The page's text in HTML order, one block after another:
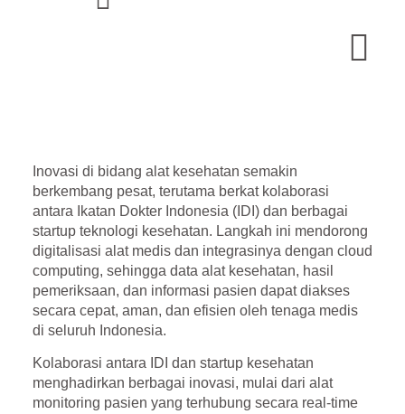
Inovasi di bidang alat kesehatan semakin
berkembang pesat, terutama berkat kolaborasi
antara
Ikatan Dokter Indonesia (IDI)dan berbagai
startup teknologi kesehatan. Langkah ini mendorong
digitalisasi alat medis dan integrasinya dengan cloud
computing, sehingga data alat kesehatan, hasil
pemeriksaan, dan informasi pasien dapat diakses
secara cepat, aman, dan efisien oleh tenaga medis
di seluruh Indonesia.
Kolaborasi antara IDI dan startup kesehatan
menghadirkan berbagai inovasi, mulai dari alat
monitoring pasien yang terhubung secara real-time